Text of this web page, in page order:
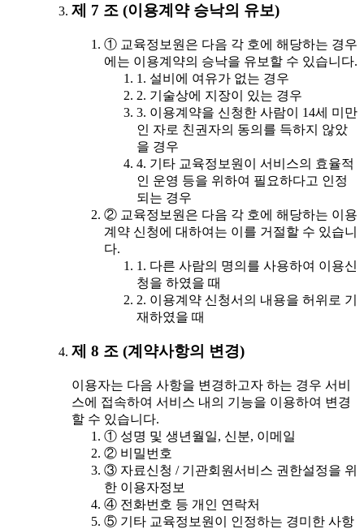
제 7 조 (이용계약 승낙의 유보)
① 교육정보원은 다음 각 호에 해당하는 경우
에는 이용계약의 승낙을 유보할 수 있습니다.
1. 설비에 여유가 없는 경우
2. 기술상에 지장이 있는 경우
3. 이용계약을 신청한 사람이 14세 미만
인 자로 친권자의 동의를 득하지 않았
을 경우
4. 기타 교육정보원이 서비스의 효율적
인 운영 등을 위하여 필요하다고 인정
되는 경우
② 교육정보원은 다음 각 호에 해당하는 이용
계약 신청에 대하여는 이를 거절할 수 있습니
다.
1. 다른 사람의 명의를 사용하여 이용신
청을 하였을 때
2. 이용계약 신청서의 내용을 허위로 기
재하였을 때
제 8 조 (계약사항의 변경)
이용자는 다음 사항을 변경하고자 하는 경우 서비
스에 접속하여 서비스 내의 기능을 이용하여 변경
할 수 있습니다.
① 성명 및 생년월일, 신분, 이메일
② 비밀번호
③ 자료신청 / 기관회원서비스 권한설정을 위
한 이용자정보
④ 전화번호 등 개인 연락처
⑤ 기타 교육정보원이 인정하는 경미한 사항